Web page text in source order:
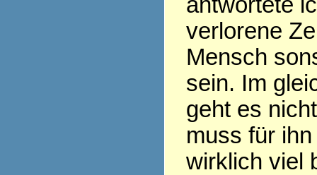
verlorene
Mensch
sein. Im
geht es
muss für
wirklich viel